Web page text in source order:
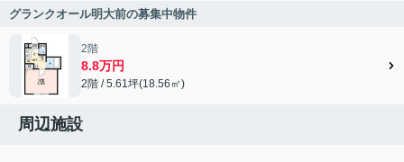
グランクオール明大前の募集中物件
2階
8.8万円
2階 / 5.61坪(18.56㎡)
周辺施設